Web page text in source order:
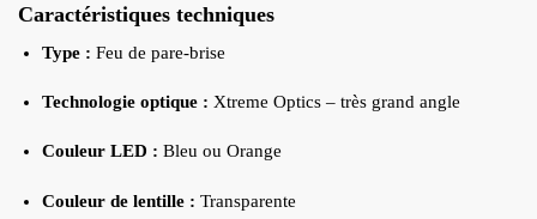
Caractéristiques techniques
Type : Feu de pare-brise
Technologie optique : Xtreme Optics – très grand angle
Couleur LED : Bleu ou Orange
Couleur de lentille : Transparente